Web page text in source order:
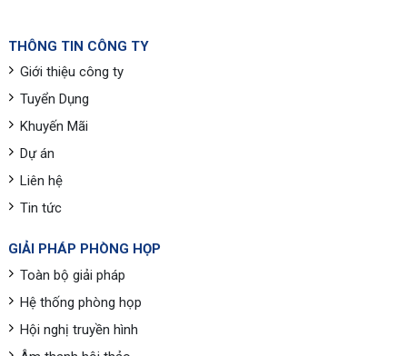
THÔNG TIN CÔNG TY
Giới thiệu công ty
Tuyển Dụng
Khuyến Mãi
Dự án
Liên hệ
Tin tức
GIẢI PHÁP PHÒNG HỌP
Toàn bộ giải pháp
Hệ thống phòng họp
Hội nghị truyền hình